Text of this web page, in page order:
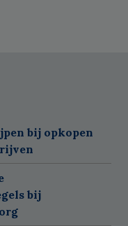
bij opkopen
bij